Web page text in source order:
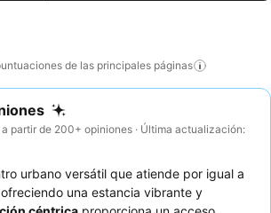
de las principales páginas
partir de 200+ opiniones · Última actualización:
urbano versátil que atiende por igual a
una estancia vibrante y